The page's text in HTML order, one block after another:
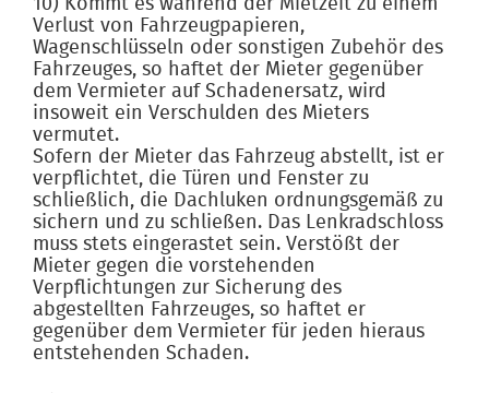
10) Kommt es während der Mietzeit zu einem
Verlust von Fahrzeugpapieren,
Wagenschlüsseln oder sonstigen Zubehör des
Fahrzeuges, so haftet der Mieter gegenüber
dem Vermieter auf Schadenersatz, wird
insoweit ein Verschulden des Mieters
vermutet.
Sofern der Mieter das Fahrzeug abstellt, ist er
verpflichtet, die Türen und Fenster zu
schließlich, die Dachluken ordnungsgemäß zu
sichern und zu schließen. Das Lenkradschloss
muss stets eingerastet sein. Verstößt der
Mieter gegen die vorstehenden
Verpflichtungen zur Sicherung des
abgestellten Fahrzeuges, so haftet er
gegenüber dem Vermieter für jeden hieraus
entstehenden Schaden.